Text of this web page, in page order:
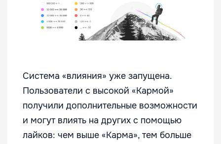
Система «влияния» уже запущена.
Пользователи с высокой «Кармой»
получили дополнительные возможности
и могут влиять на других с помощью
лайков: чем выше «Карма», тем больше